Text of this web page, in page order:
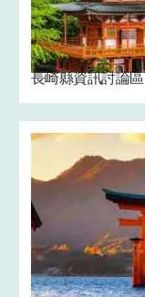
長崎縣資訊討論區